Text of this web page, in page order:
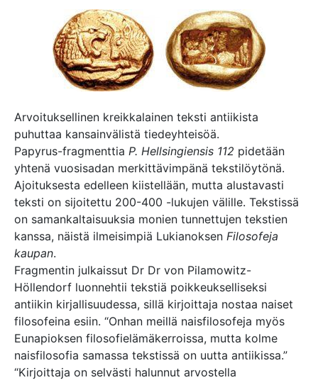
Arvoituksellinen kreikkalainen teksti antiikista
puhuttaa kansainvälistä tiedeyhteisöä.
Papyrus-fragmenttia P. Hellsingiensis 112 pidetään
yhtenä vuosisadan merkittävimpänä tekstilöytönä.
Ajoituksesta edelleen kiistellään, mutta alustavasti
teksti on sijoitettu 200-400 -lukujen välille. Tekstissä
on samankaltaisuuksia monien tunnettujen tekstien
kanssa, näistä ilmeisimpiä Lukianoksen Filosofeja
kaupan.
Fragmentin julkaissut Dr Dr von Pilamowitz-
Höllendorf luonnehtii tekstiä poikkeukselliseksi
antiikin kirjallisuudessa, sillä kirjoittaja nostaa naiset
filosofeina esiin. “Onhan meillä naisfilosofeja myös
Eunapioksen filosofielämäkerroissa, mutta kolme
naisfilosofia samassa tekstissä on uutta antiikissa.”
“Kirjoittaja on selvästi halunnut arvostella